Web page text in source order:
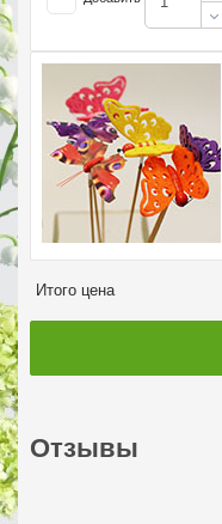
Итого цена
Отзывы